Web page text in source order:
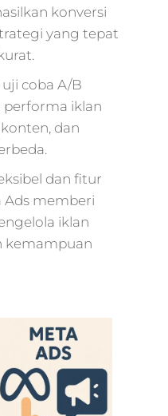
konversi
yang tepat
coba A/B
iklan
dan
dan fitur
Ads memberi
iklan
kemampuan